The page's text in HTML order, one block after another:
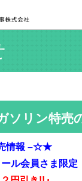
ソリン特売
情報 –☆★
ール会員さま限定